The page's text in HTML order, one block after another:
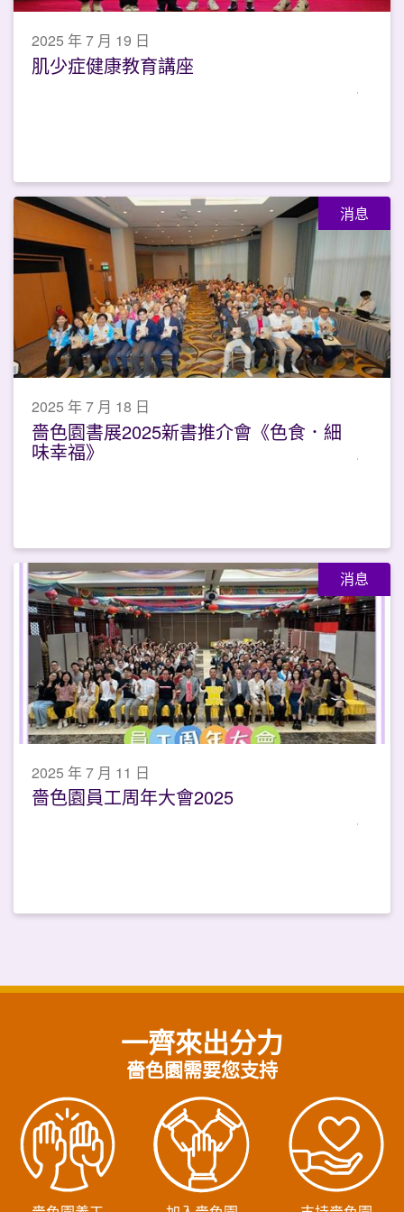
2025 年 7 月 19 日
肌少症健康教育講座
消息
2025 年 7 月 18 日
嗇色園書展2025新書推介會《色食．細
味幸福》
消息
2025 年 7 月 11 日
嗇色園員工周年大會2025
一齊來出分力
嗇色園需要您支持